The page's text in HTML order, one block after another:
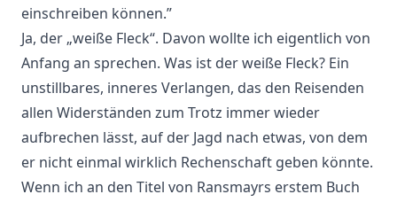
einschreiben können.”
Ja, der „weiße Fleck“. Davon wollte ich eigentlich von
Anfang an sprechen. Was ist der weiße Fleck? Ein
unstillbares, inneres Verlangen, das den Reisenden
allen Widerständen zum Trotz immer wieder
aufbrechen lässt, auf der Jagd nach etwas, von dem
er nicht einmal wirklich Rechenschaft geben könnte.
Wenn ich an den Titel von Ransmayrs erstem Buch